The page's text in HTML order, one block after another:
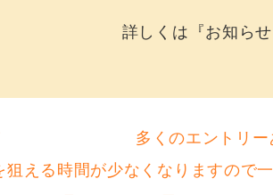
詳しくは『お知らせ』を
いて 多くのエントリーあ
少なくなりますので一人